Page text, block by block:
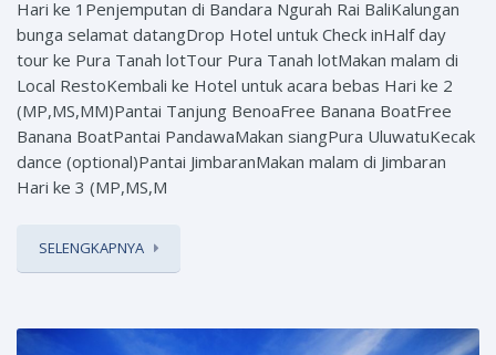
Hari ke 1Penjemputan di Bandara Ngurah Rai BaliKalungan
bunga selamat datangDrop Hotel untuk Check inHalf day
tour ke Pura Tanah lotTour Pura Tanah lotMakan malam di
Local RestoKembali ke Hotel untuk acara bebas Hari ke 2
(MP,MS,MM)Pantai Tanjung BenoaFree Banana BoatFree
Banana BoatPantai PandawaMakan siangPura UluwatuKecak
dance (optional)Pantai JimbaranMakan malam di Jimbaran
Hari ke 3 (MP,MS,M
SELENGKAPNYA